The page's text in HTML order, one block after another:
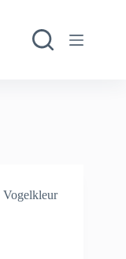
Vogelkleur